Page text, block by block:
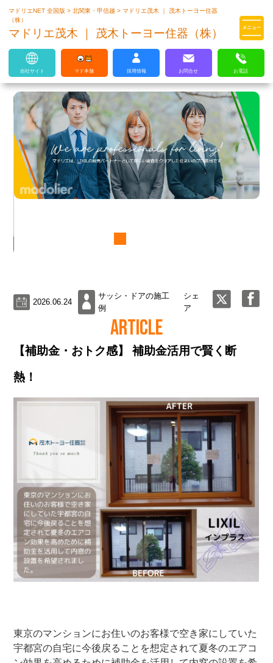
マドリエはLIXILの厳しい基準を
マドリエNET 全国版>北関東・甲信越>マドリエ茂木 ｜ 茂木トーヨー住器
（株）
マドリエ茂木 ｜ 茂木トーヨー住器（株）
自社サイト マド本舗 採用情報 お問合せ お電話
2026.06.24
サッシ・ドアの施工
例
シェ
ア
ARTICLE
【補助金・おトク感】 補助金活用で賢く断
熱！